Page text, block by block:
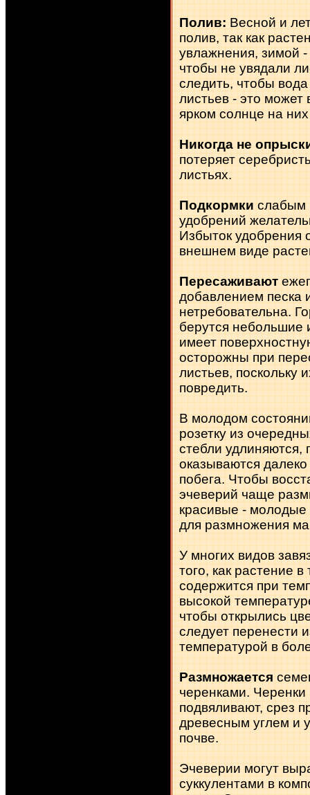
Полив: Весной и
полив, так как
увлажнения, зимой
чтобы не увядали
следить, чтобы
листьев - это может
ярком солнце на
Никогда не
потеряет
листьях.
Подкормки слабым
удобрений
Избыток удобрения
внешнем виде
Пересаживают
добавлением песка
нетребовательна.
берутся небольшие
имеет
осторожны при
листьев, поскольку
повредить.
В молодом
розетку из
стебли удлиняются,
оказываются
побега. Чтобы
эчеверий чаще
красивые -
для размножения
У многих видов
того, как растение
содержится при
высокой
чтобы открылись
следует перенести
температурой в
Размножается
черенками. Черенки
подвяливают, срез
древесным углем и
почве.
Эчеверии могут
суккулентами в